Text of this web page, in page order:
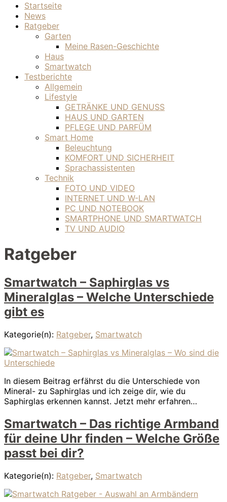
Startseite
News
Ratgeber
Garten
Meine Rasen-Geschichte
Haus
Smartwatch
Testberichte
Allgemein
Lifestyle
GETRÄNKE UND GENUSS
HAUS UND GARTEN
PFLEGE UND PARFÜM
Smart Home
Beleuchtung
KOMFORT UND SICHERHEIT
Sprachassistenten
Technik
FOTO UND VIDEO
INTERNET UND W-LAN
PC UND NOTEBOOK
SMARTPHONE UND SMARTWATCH
TV UND AUDIO
Ratgeber
Smartwatch – Saphirglas vs
Mineralglas – Welche Unterschiede
gibt es
Kategorie(n): Ratgeber, Smartwatch
In diesem Beitrag erfährst du die Unterschiede von
Mineral- zu Saphirglas und ich zeige dir, wie du
Saphirglas erkennen kannst. Jetzt mehr erfahren…
Smartwatch – Das richtige Armband
für deine Uhr finden – Welche Größe
passt bei dir?
Kategorie(n): Ratgeber, Smartwatch